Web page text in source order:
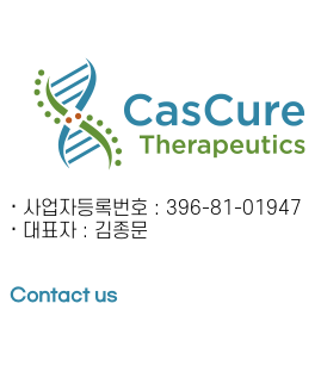
· 사업자등록번호 : 396-81-01947
· 대표자 : 김종문
Contact us